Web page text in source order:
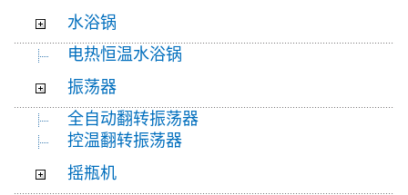
水浴锅
电热恒温水浴锅
振荡器
全自动翻转振荡器
控温翻转振荡器
摇瓶机